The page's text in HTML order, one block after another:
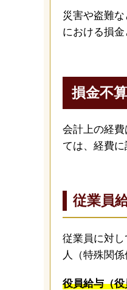
災害や盗難
における損金
損金不
会計上の経
ては、経費
従業員
従業員に対
人（特殊関
役員給与（